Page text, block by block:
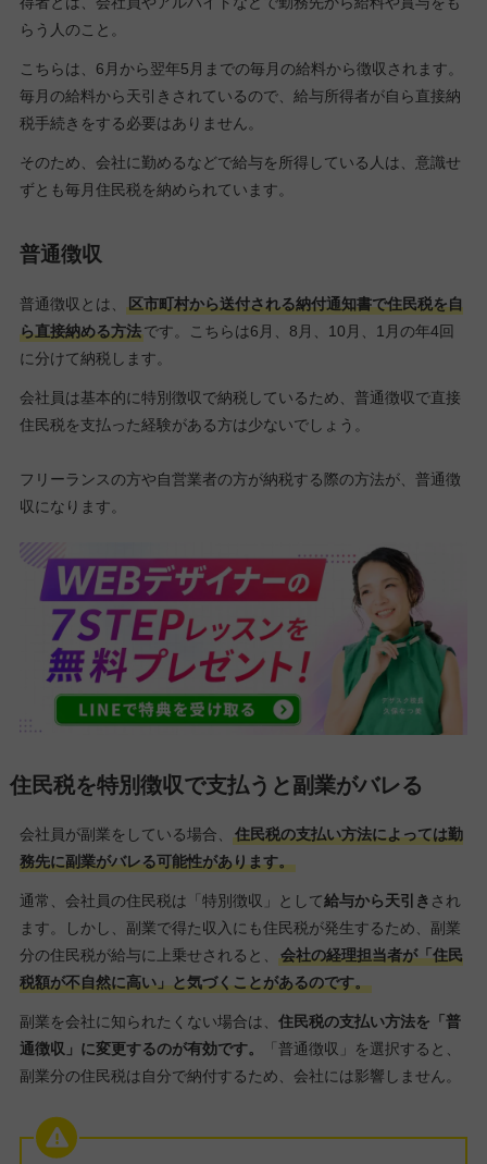
らう人のこと。
こちらは、6月から翌年5月までの毎月の給料から徴収されます。
毎月の給料から天引きされているので、給与所得者が自ら直接納
税手続きをする必要はありません。
そのため、会社に勤めるなどで給与を所得している人は、意識せ
ずとも毎月住民税を納められています。
普通徴収
普通徴収とは、
区市町村から送付される納付通知書で住民税を自
ら直接納める方法です。こちらは6月、8月、10月、1月の年4回
に分けて納税します。
会社員は基本的に特別徴収で納税しているため、普通徴収で直接
住民税を支払った経験がある方は少ないでしょう。
フリーランスの方や自営業者の方が納税する際の方法が、普通徴
収になります。
住民税を特別徴収で支払うと副業がバレる
会社員が副業をしている場合、
住民税の支払い方法によっては勤
務先に副業がバレる可能性があります。
通常、会社員の住民税は「特別徴収」として給与から天引き され
ます。しかし、副業で得た収入にも住民税が発生するため、副業
分の住民税が給与に上乗せされると、
会社の経理担当者が「住民
税額が不自然に高い」と気づくことがあるのです。
副業を会社に知られたくない場合は、 住民税の支払い方法を「普
通徴収」に変更するのが有効です。
「普通徴収」を選択すると、
副業分の住民税は自分で納付するため、会社には影響しません。